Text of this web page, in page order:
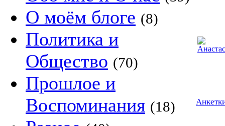
О моём блоге (8)
Политика и
Общество (70)
Прошлое и
Воспоминания (18)